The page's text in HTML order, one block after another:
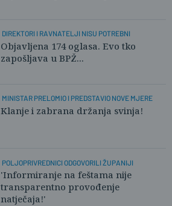
DIREKTORI I RAVNATELJI NISU POTREBNI
Objavljena 174 oglasa. Evo tko
zapošljava u BPŽ...
MINISTAR PRELOMIO I PREDSTAVIO NOVE MJERE
Klanje i zabrana držanja svinja!
POLJOPRIVREDNICI ODGOVORILI ŽUPANIJI
'Informiranje na feštama nije
transparentno provođenje
natječaja!'